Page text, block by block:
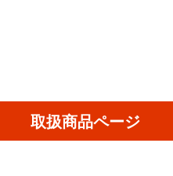
取扱商品ページ